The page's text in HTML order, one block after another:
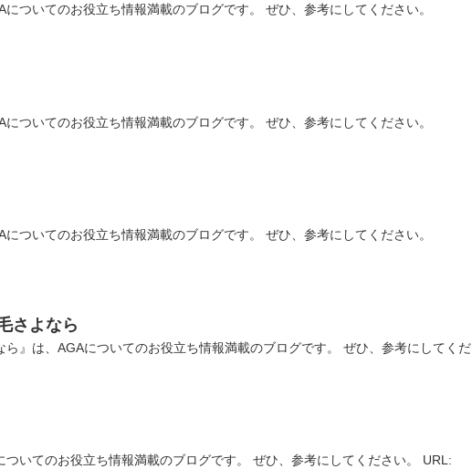
についてのお役立ち情報満載のブログです。 ぜひ、参考にしてください。
についてのお役立ち情報満載のブログです。 ぜひ、参考にしてください。
についてのお役立ち情報満載のブログです。 ぜひ、参考にしてください。
さよなら
ら』は、AGAについてのお役立ち情報満載のブログです。 ぜひ、参考にしてくだ
ついてのお役立ち情報満載のブログです。 ぜひ、参考にしてください。 URL: